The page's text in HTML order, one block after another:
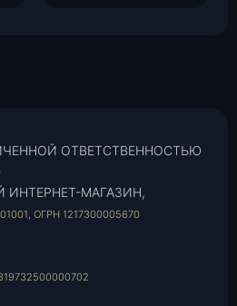
ОТВЕТСТВЕННОСТЬЮ
МАГАЗИН,
ОГРН 1217300005670